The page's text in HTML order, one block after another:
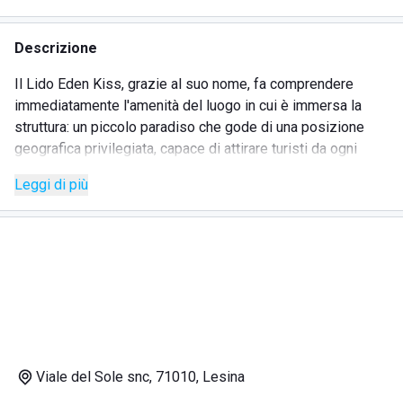
Descrizione
Il Lido Eden Kiss, grazie al suo nome, fa comprendere
immediatamente l'amenità del luogo in cui è immersa la
struttura: un piccolo paradiso che gode di una posizione
geografica privilegiata, capace di attirare turisti da ogni
Lo stabilimento si trova in Viale del Sole a Lesina Marina, in
provincia di Foggia ed è facilmente raggiungibile in moto o
ristorante di pesce con tavoli vista mare, dove è possibile
Leggi di più
Viale del Sole snc, 71010, Lesina